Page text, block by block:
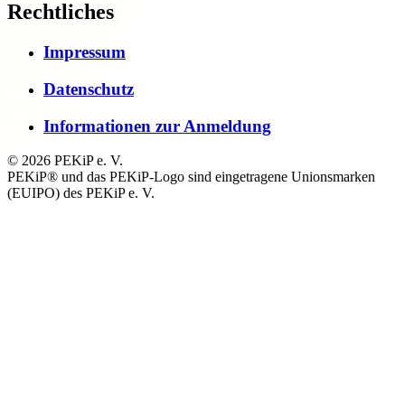
Rechtliches
Impressum
Datenschutz
Informationen zur Anmeldung
© 2026 PEKiP e. V.
PEKiP® und das PEKiP-Logo sind eingetragene Unionsmarken
(EUIPO) des PEKiP e. V.